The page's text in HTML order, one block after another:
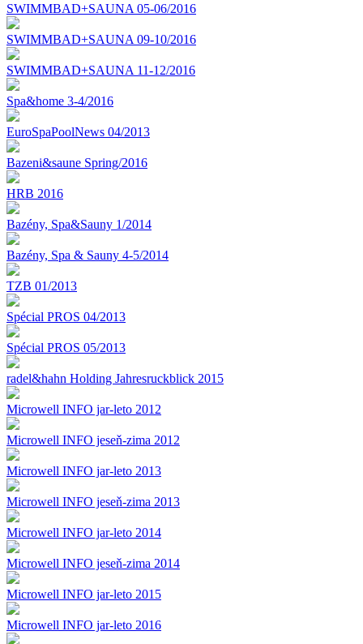
SWIMMBAD+SAUNA 05-06/2016
SWIMMBAD+SAUNA 09-10/2016
SWIMMBAD+SAUNA 11-12/2016
Spa&home 3-4/2016
EuroSpaPoolNews 04/2013
Bazeni&saune Spring/2016
HRB 2016
Bazény, Spa&Sauny 1/2014
Bazény, Spa & Sauny 4-5/2014
TZB 01/2013
Spécial PROS 04/2013
Spécial PROS 05/2013
radel&hahn Holding Jahresruckblick 2015
Microwell INFO jar-leto 2012
Microwell INFO jeseň-zima 2012
Microwell INFO jar-leto 2013
Microwell INFO jeseň-zima 2013
Microwell INFO jar-leto 2014
Microwell INFO jeseň-zima 2014
Microwell INFO jar-leto 2015
Microwell INFO jar-leto 2016